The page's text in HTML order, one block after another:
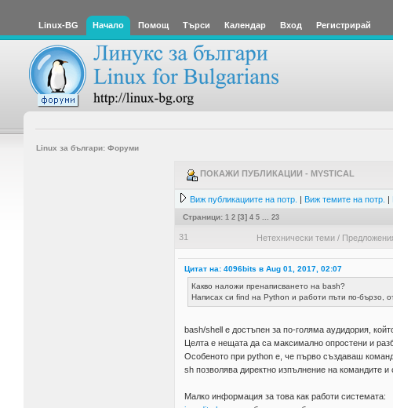
Linux-BG Начало Помощ Търси Календар Вход Регистрирай
Linux за българи: Форуми
ПОКАЖИ ПУБЛИКАЦИИ - MYSTICAL
Виж публикациите на потр. | Виж темите на потр. |
Страници: 1 2[3] 4 5 23
31 Нетехнически теми/
Цитат на: 4096bits в Aug 01, 2017, 02:07
Какво наложи пренаписването на bash?
Написах си find на Python и работи пъти по-бързо,
bash/shell е достъпен за по-голяма аудидория,
Целта е нещата да са максимално опростени и
Особеното при python е, че първо създаваш
sh позволява директно изпълнение на командите
Малко информация за това как работи системата: